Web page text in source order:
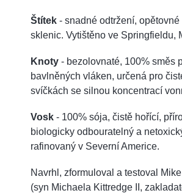
Štítek - snadné odtržení,
sklenic. Vytištěno ve Springfieldu,
Knoty - bezolovnaté, 100% směs
bavlněných vláken, určená pro
svíčkách se silnou koncentrací
Vosk - 100% sója, čistě hořící,
biologicky odbouratelný a
rafinovaný v Severní Americe.
Navrhl, zformuloval a testoval Mike
(syn Michaela Kittredge II,